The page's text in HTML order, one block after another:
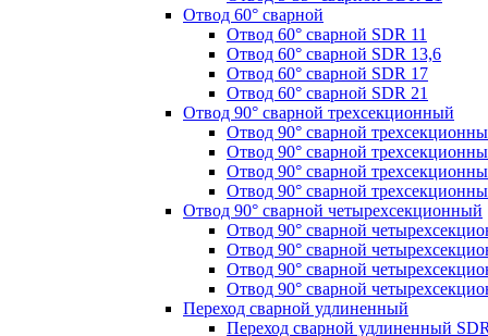
Отвод 60° сварной
Отвод 60° сварной SDR 11
Отвод 60° сварной SDR 13,6
Отвод 60° сварной SDR 17
Отвод 60° сварной SDR 21
Отвод 90° сварной трехсекционный
Отвод 90° сварной
Отвод 90° сварной
Отвод 90° сварной
Отвод 90° сварной
Отвод 90° сварной четырехсекционный
Отвод 90° сварной
Отвод 90° сварной
Отвод 90° сварной
Отвод 90° сварной
Переход сварной удлиненный
Переход сварной удлиненный